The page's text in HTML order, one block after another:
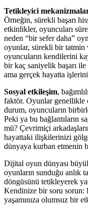
Tetikleyici
Örneğin, sürekli başarı
etkinlikler, oyuncuları
neden “bir sefer daha”
oyunlar, sürekli bir tatmin
oyuncuların kendilerini
bir kaç saniyelik başarı
ama gerçek hayatta
Sosyal etkileşim,
faktör. Oyunlar genellikle
durum, oyuncuların
Peki ya bu bağlantıların
mü? Çevrimiçi
hayattaki ilişkilerinizi
dünyaya kurban etmenin
Dijital oyun dünyası
oyunların sunduğu anlık
döngüsünü tetikleyerek
Kendinize bir soru sorun:
yaşamınıza olumsuz bir